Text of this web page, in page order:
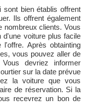
sont bien établis offrent
Ils offrent également
nombreux clients. Vous
d'une voiture plus facile
Après obtainting
vous pouvez aller de
devriez informer
sur la date prévue
la voiture que vous
de réservation. Si la
recevrez un bon de